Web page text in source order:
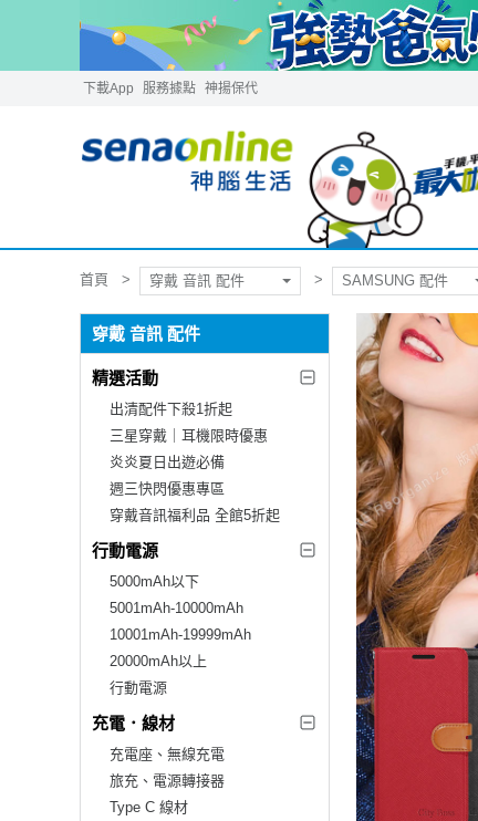
下載App 服務據點 神揚保代
首頁 穿戴 音訊 配件 SAMSUNG 配件
穿戴 音訊 配件
精選活動
出清配件下殺1折起
三星穿戴｜耳機限時優惠
炎炎夏日出遊必備
週三快閃優惠專區
穿戴音訊福利品 全館5折起
行動電源
5000mAh以下
5001mAh-10000mAh
10001mAh-19999mAh
20000mAh以上
行動電源
充電．線材
充電座、無線充電
旅充、電源轉接器
Type C 線材